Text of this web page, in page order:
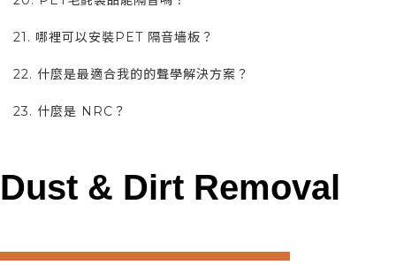
21. 哪裡可以安裝PET 隔音墻板？
22. 什麼是最適合我的的聲學解決方案？
23. 什麼是 NRC？
Dust & Dirt Removal